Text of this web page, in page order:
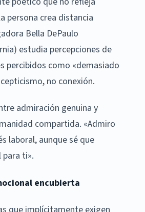
persona crea distancia
Bella DePaulo
estudia percepciones de
percibidos como «demasiado
no conexión.
admiración genuina y
compartida. «Admiro
laboral, aunque sé que
ti».
encubierta